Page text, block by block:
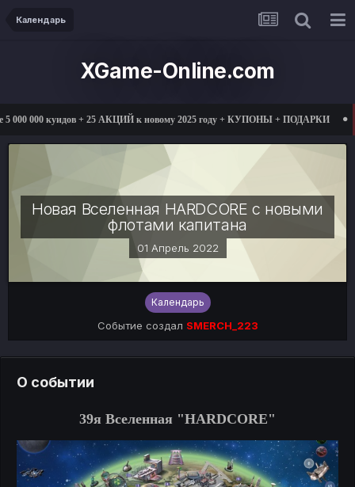
Календарь
XGame-Online.com
куидов + 25 АКЦИЙ к новому 2025 году + КУПОНЫ + ПОДАРКИ
Новая Вселенная HARDCORE с новыми
флотами капитана
01 Апрель 2022
Календарь
Событие создал SMERCH_223
О событии
39я Вселенная "HARDCORE"